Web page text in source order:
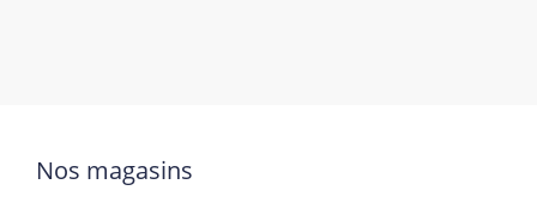
Nos magasins